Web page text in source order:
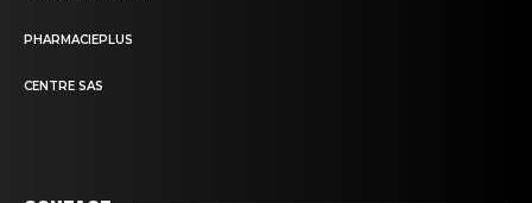
PHARMACIEPLUS
CENTRE SAS